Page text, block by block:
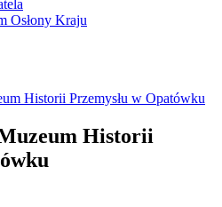
Historii Przemysłu w Opatówku
Historii